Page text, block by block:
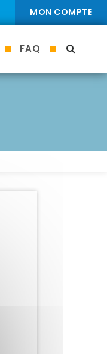
MON COMPTE
FAQ